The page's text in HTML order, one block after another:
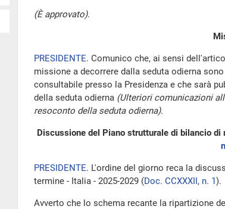
(È approvato).
PRESIDENTE. Comunico che, ai sensi
missione a decorrere dalla seduta odierna
consultabile presso la Presidenza e che sarà
della seduta odierna (Ulteriori comunicazioni
resoconto della seduta odierna).
Discussione del Piano strutturale di bilancio
PRESIDENTE. L'ordine del giorno reca la
termine - Italia - 2025-2029 (Doc. CCXXXII, n. 1).
Avverto che lo schema recante la ripartizione